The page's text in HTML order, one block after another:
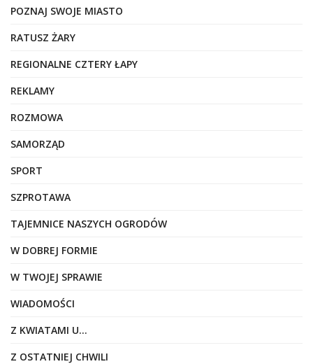
POZNAJ SWOJE MIASTO
RATUSZ ŻARY
REGIONALNE CZTERY ŁAPY
REKLAMY
ROZMOWA
SAMORZĄD
SPORT
SZPROTAWA
TAJEMNICE NASZYCH OGRODÓW
W DOBREJ FORMIE
W TWOJEJ SPRAWIE
WIADOMOŚCI
Z KWIATAMI U…
Z OSTATNIEJ CHWILI